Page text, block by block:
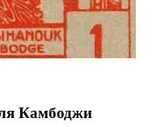
Камбоджи